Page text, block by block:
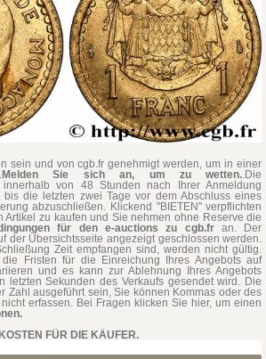
sein und von cgb.fr genehmigt werden, um in einer
Melden Sie sich an, um zu wetten..Die
innerhalb von 48 Stunden nach Ihrer Anmeldung
bis die letzten zwei Tage vor dem Abschluss eines
abzuschließen. Klickend "BIETEN" verpflichten
Artikel zu kaufen und Sie nehmen ohne Reserve die
für den e-auctions zu cgb.fran. Der
der Übersichtsseite angezeigt geschlossen werden.
Zeit empfangen sind, werden nicht gültig.
Fristen für die Einreichung Ihres Angebots auf
und es kann zur Ablehnung Ihres Angebots
letzten Sekunden des Verkaufs gesendet wird. Die
Zahl ausgeführt sein, Sie können Kommas oder des
erfassen. Bei Fragen klicken Sie hier, um einen
FÜR DIE KÄUFER.